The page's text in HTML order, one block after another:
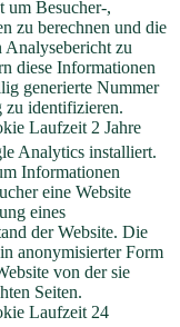
um Besucher-,
zu berechnen und die
Analysebericht zu
diese Informationen
generierte Nummer
zu identifizieren.
Laufzeit 2 Jahre
Analytics installiert.
Informationen
eine Website
eines
der Website. Die
anonymisierter Form
von der sie
Seiten.
Laufzeit 24